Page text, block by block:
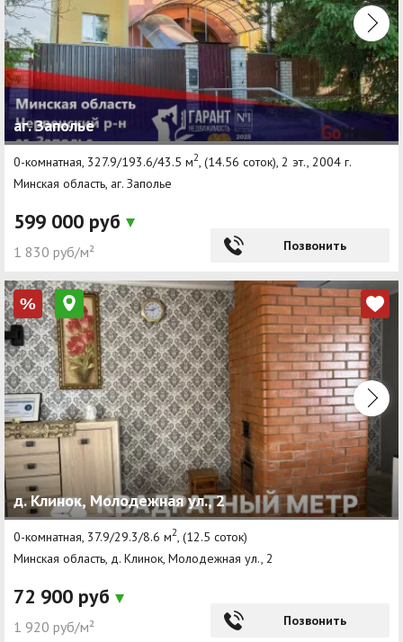
аг. Заполье
0-комнатная, 327.9/193.6/43.5 м2, (14.56 соток), 2 эт., 2004 г.
Минская область, аг. Заполье
599 000 руб
1 830 руб/м² Позвонить
%
д. Клинок, Молодежная ул., 2
0-комнатная, 37.9/29.3/8.6 м2, (12.5 соток)
Минская область, д. Клинок, Молодежная ул., 2
72 900 руб
1 920 руб/м² Позвонить